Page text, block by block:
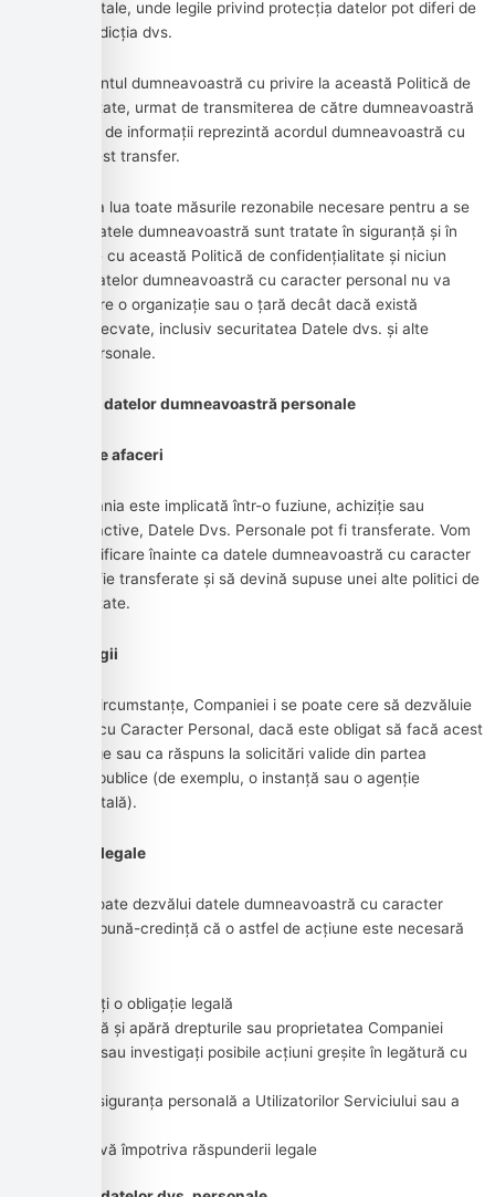
guvernamentale, unde legile privind protecția datelor pot diferi de
cele din jurisdicția dvs.
Consimțământul dumneavoastră cu privire la această Politică de
confidențialitate, urmat de transmiterea de către dumneavoastră
a unor astfel de informații reprezintă acordul dumneavoastră cu
privire la acest transfer.
Compania va lua toate măsurile rezonabile necesare pentru a se
asigura că datele dumneavoastră sunt tratate în siguranță și în
conformitate cu această Politică de confidențialitate și niciun
transfer al datelor dumneavoastră cu caracter personal nu va
avea loc către o organizație sau o țară decât dacă există
controale adecvate, inclusiv securitatea Datele dvs. și alte
informații personale.
Dezvăluirea datelor dumneavoastră personale
Tranzacții de afaceri
Dacă Compania este implicată într-o fuziune, achiziție sau
vânzare de active, Datele Dvs. Personale pot fi transferate. Vom
furniza o notificare înainte ca datele dumneavoastră cu caracter
personal să fie transferate și să devină supuse unei alte politici de
confidențialitate.
Aplicarea legii
În anumite circumstanțe, Companiei i se poate cere să dezvăluie
Datele Dvs. cu Caracter Personal, dacă este obligat să facă acest
lucru prin lege sau ca răspuns la solicitări valide din partea
autorităților publice (de exemplu, o instanță sau o agenție
guvernamentală).
Alte cerințe legale
Compania poate dezvălui datele dumneavoastră cu caracter
personal cu bună-credință că o astfel de acțiune este necesară
Respectați o obligație legală
Protejează și apără drepturile sau proprietatea Companiei
Preveniți sau investigați posibile acțiuni greșite în legătură cu
Protejați siguranța personală a Utilizatorilor Serviciului sau a
Protejați-vă împotriva răspunderii legale